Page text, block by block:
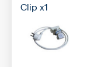
Clip x1